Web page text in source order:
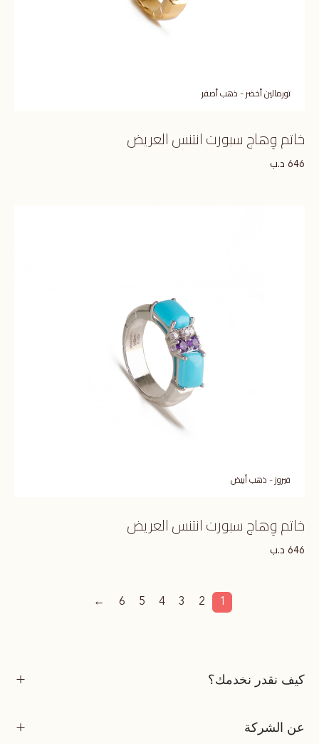
تورمالين أخضر - ذهب أصفر
خاتم وِهاج سبورت انتنس العريض
646 د.ب
فيروز - ذهب أبيض
خاتم وِهاج سبورت انتنس العريض
646 د.ب
1
2
3
4
5
6
←
كيف نقدر نخدمك؟
عن الشركة